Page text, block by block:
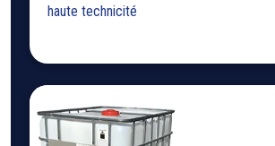
haute technicité